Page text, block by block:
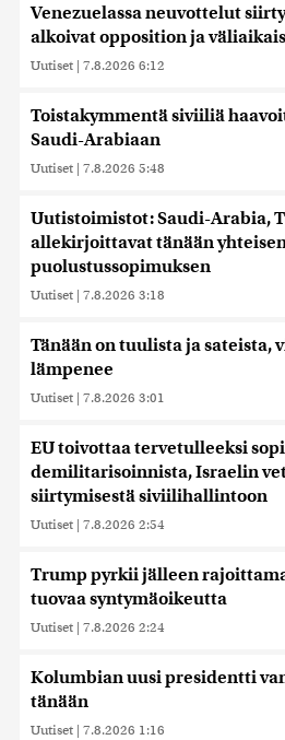
Venezuelassa neuvottelut
alkoivat opposition ja
Uutiset | 7.8.2026 6:12
Toistakymmentä siviiliä
Saudi-Arabiaan
Uutiset | 7.8.2026 5:48
Uutistoimistot: Saudi-Arabia,
allekirjoittavat tänään
puolustussopimuksen
Uutiset | 7.8.2026 3:18
Tänään on tuulista ja sateista,
lämpenee
Uutiset | 7.8.2026 3:01
EU toivottaa tervetulleeksi
demilitarisoinnista, Israelin
siirtymisestä siviilihallintoon
Uutiset | 7.8.2026 2:54
Trump pyrkii jälleen
tuovaa syntymäoikeutta
Uutiset | 7.8.2026 2:24
Kolumbian uusi presidentti
tänään
Uutiset | 7.8.2026 1:16